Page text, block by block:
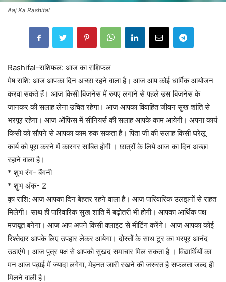
Aaj Ka Rashifal
Rashifal-राशिफल: आज का राशिफल
मेष राशि: आज आपका दिन अच्छा रहने वाला है। आज आप कोई धार्मिक आयोजन
करवा सकते हैं। आज किसी बिजनेस में रुपए लगाने से पहले उस बिजनेस के
जानकर की सलाह लेना उचित रहेगा। आज आपका विवाहित जीवन सुख शांति से
भरपूर रहेगा। आज ऑफिस में सीनियर्स की सलाह आपके काम आयेगी। अपना कार्य
किसी को सौपने से आपका काम रुक सकता है। पिता जी की सलाह किसी घरेलू
कार्य को पूरा करने में कारगर साबित होगी । छात्रों के लिये आज का दिन अच्छा
रहाने वाला है।
* शुभ रंग- बैंगनी
* शुभ अंक- 2
वृष राशि: आज आपका दिन बेहतर रहने वाला है। आज पारिवारिक उलझनों से राहत
मिलेगी। साथ ही पारिवारिक सुख शांति में बढ़ोतरी भी होगी। आपका आर्थिक पक्ष
मजबूत बनेगा। आज आप अपने किसी क्लाइंट से मीटिंग करेंगे। आज आपका कोई
रिश्तेदार आपके लिए उपहार लेकर आयेगा। दोस्तों के साथ टूर का भरपूर आनंद
उठाएंगे। आज पुत्र पक्ष से आपको सुखद समाचार मिल सकता है । विद्यार्थियों का
मन आज पढ़ाई में ज्यादा लगेगा, मेहनत जारी रखने की जरुरत है सफलता जल्द ही
मिलने वाली है।